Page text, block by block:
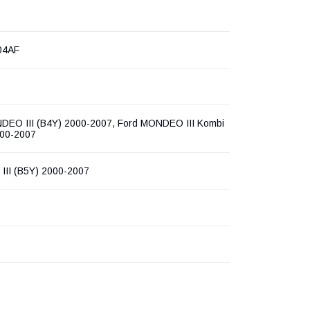
III (B4Y) 2000-2007, Ford MONDEO III Kombi
2007
III (B5Y) 2000-2007